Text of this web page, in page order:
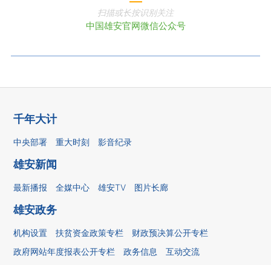
扫描或长按识别关注
中国雄安官网微信公众号
千年大计
中央部署 重大时刻 影音纪录
雄安新闻
最新播报 全媒中心 雄安TV 图片长廊
雄安政务
机构设置 扶贫资金政策专栏
财政预决算公开专栏
政府网站年度报表公开专栏
政务信息 互动交流